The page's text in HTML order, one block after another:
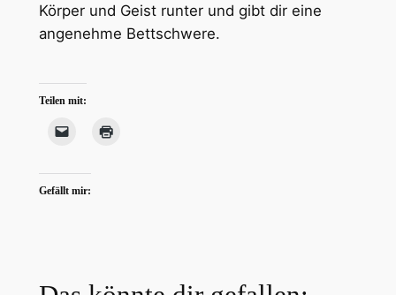
Körper und Geist runter und gibt dir eine
angenehme Bettschwere.
Teilen mit:
Gefällt mir: